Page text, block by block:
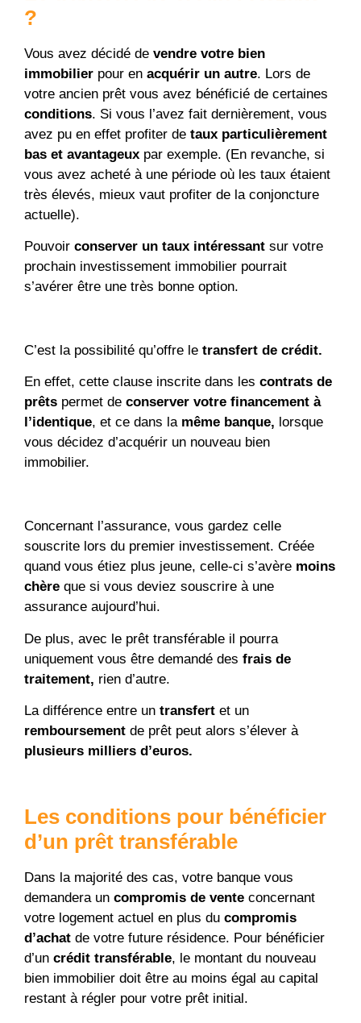
?
Vous avez décidé de vendre votre bien
immobilier pour en acquérir un autre. Lors de
votre ancien prêt vous avez bénéficié de certaines
conditions. Si vous l’avez fait dernièrement, vous
avez pu en effet profiter de taux particulièrement
bas et avantageux par exemple. (En revanche, si
vous avez acheté à une période où les taux étaient
très élevés, mieux vaut profiter de la conjoncture
actuelle).
Pouvoir conserver un taux intéressant sur votre
prochain investissement immobilier pourrait
s’avérer être une très bonne option.
C’est la possibilité qu’offre le transfert de crédit.
En effet, cette clause inscrite dans les contrats de
prêts permet de conserver votre financement à
l’identique, et ce dans la même banque, lorsque
vous décidez d’acquérir un nouveau bien
immobilier.
Concernant l’assurance, vous gardez celle
souscrite lors du premier investissement. Créée
quand vous étiez plus jeune, celle-ci s’avère moins
chère que si vous deviez souscrire à une
assurance aujourd’hui.
De plus, avec le prêt transférable il pourra
uniquement vous être demandé des frais de
traitement, rien d’autre.
La différence entre un transfert et un
remboursement de prêt peut alors s’élever à
plusieurs milliers d’euros.
Les conditions pour bénéficier
d’un prêt transférable
Dans la majorité des cas, votre banque vous
demandera un compromis de vente concernant
votre logement actuel en plus du compromis
d’achat de votre future résidence. Pour bénéficier
d’un crédit transférable, le montant du nouveau
bien immobilier doit être au moins égal au capital
restant à régler pour votre prêt initial.